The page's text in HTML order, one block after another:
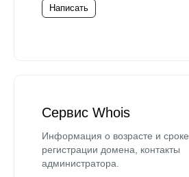
Написать
Сервис Whois
Информация о возрасте и сроке
регистрации домена, контакты
администратора.